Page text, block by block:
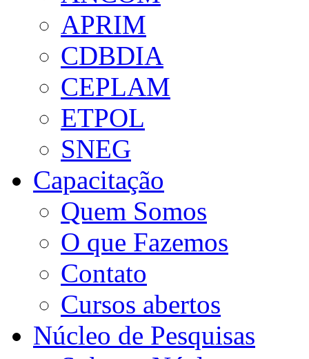
APRIM
CDBDIA
CEPLAM
ETPOL
SNEG
Capacitação
Quem Somos
O que Fazemos
Contato
Cursos abertos
Núcleo de Pesquisas